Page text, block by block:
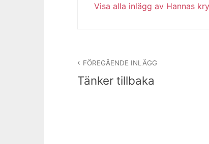
Visa alla inlägg av Hannas
FÖREGÅENDE INLÄGG
Tänker tillbaka